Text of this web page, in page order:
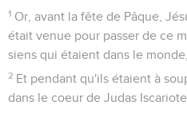
1 Or, avant la fête de Pâque,
était venue pour passer de ce
siens qui étaient dans le
2 Et pendant qu'ils étaient à
dans le coeur de Judas